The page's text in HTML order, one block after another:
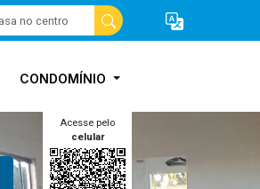
CONDOMÍNIO
Acesse pelo
celular